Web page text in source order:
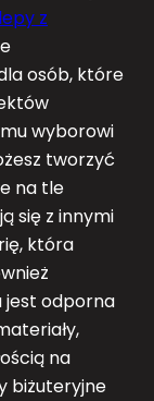
z
osób, które
wyborowi
tworzyć
na tle
się z innymi
która
jest odporna
na
biżuteryjne